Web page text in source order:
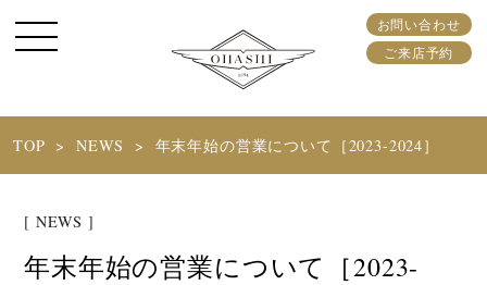
お問い合わせ
ご来店予約
TOP NEWS 年末年始の営業について［2023-2024］
[ NEWS ]
年末年始の営業について［2023-